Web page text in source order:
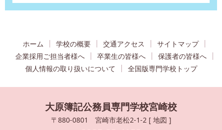
ホーム 学校の概要 交通アクセス
サイトマップ
企業採用ご担当者様へ
卒業生の皆様へ
保護者の皆様へ
個人情報の取り扱いについて
全国版専門学校トップ
大原簿記公務員専門学校宮崎校
〒880-0801 宮崎市老松2-1-2 [ 地図 ]